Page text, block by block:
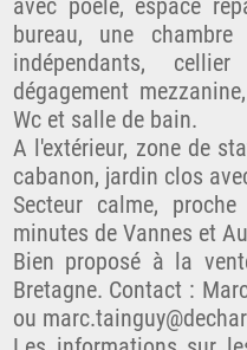
avec poêle, espace
bureau, une
indépendants,
dégagement
Wc et salle de bain.
A l'extérieur, zone de
cabanon, jardin clos
Secteur calme,
minutes de Vannes et
Bien proposé à la
Bretagne. Contact :
ou